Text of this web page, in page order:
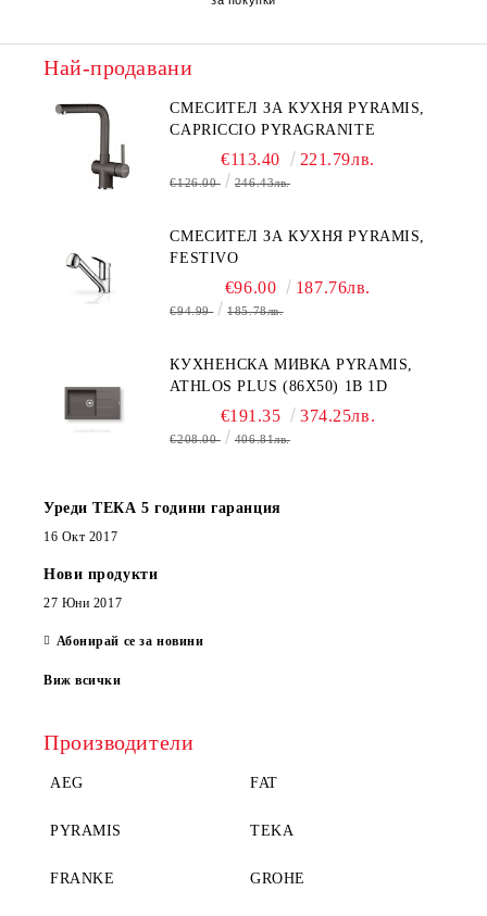
Най-продавани
СМЕСИТЕЛ ЗА КУХНЯ PYRAMIS,
CAPRICCIO PYRAGRANITE
€113.40 221.79лв.
€126.00 246.43лв.
СМЕСИТЕЛ ЗА КУХНЯ PYRAMIS,
FESTIVO
€96.00 187.76лв.
€94.99 185.78лв.
КУХНЕНСКА МИВКА PYRAMIS,
ATHLOS PLUS (86X50) 1B 1D
€191.35 374.25лв.
€208.00 406.81лв.
Уреди ТЕКА 5 години гаранция
16 Окт 2017
Нови продукти
27 Юни 2017
Абонирай се за новини
Виж всички
Производители
AEG FAT
PYRAMIS TEKA
FRANKE GROHE